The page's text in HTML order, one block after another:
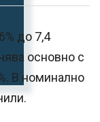
до 7,4
основно с
В номинално